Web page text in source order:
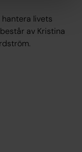
livets
av Kristina